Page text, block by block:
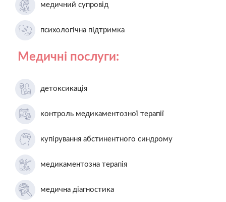
медичний супровід
психологічна підтримка
Медичні послуги:
детоксикація
контроль медикаментозної терапії
купірування абстинентного синдрому
медикаментозна терапія
медична діагностика